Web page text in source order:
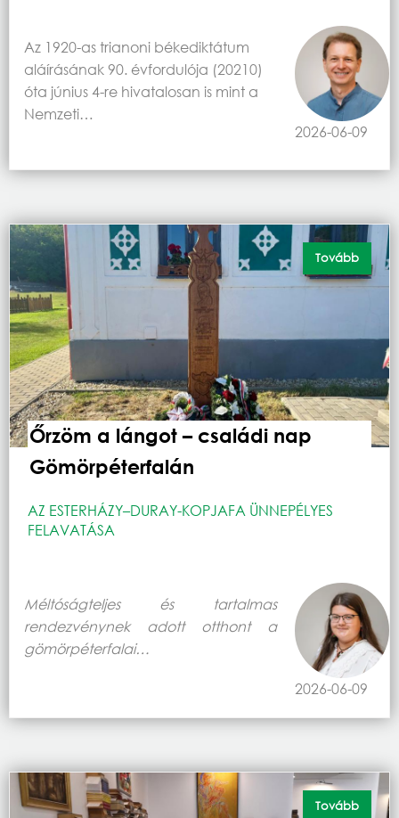
2026-06-09
Az 1920-as trianoni békediktátum
aláírásának 90. évfordulója (20210)
óta június 4-re hivatalosan is mint a
Nemzeti…
Őrzöm a lángot – családi nap
Gömörpéterfalán
AZ ESTERHÁZY–DURAY-KOPJAFA ÜNNEPÉLYES
FELAVATÁSA
2026-06-09
Méltóságteljes és tartalmas
rendezvénynek adott otthont a
gömörpéterfalai…
Tovább
Tovább